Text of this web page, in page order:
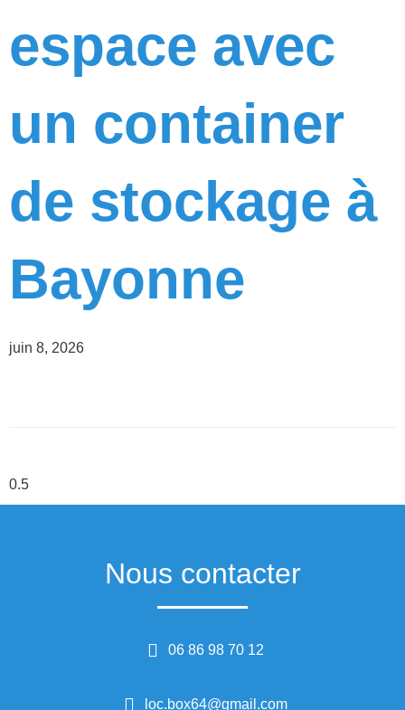
espace avec
un container
de stockage à
Bayonne
juin 8, 2026
Nous contacter
06 86 98 70 12
loc.box64@gmail.com